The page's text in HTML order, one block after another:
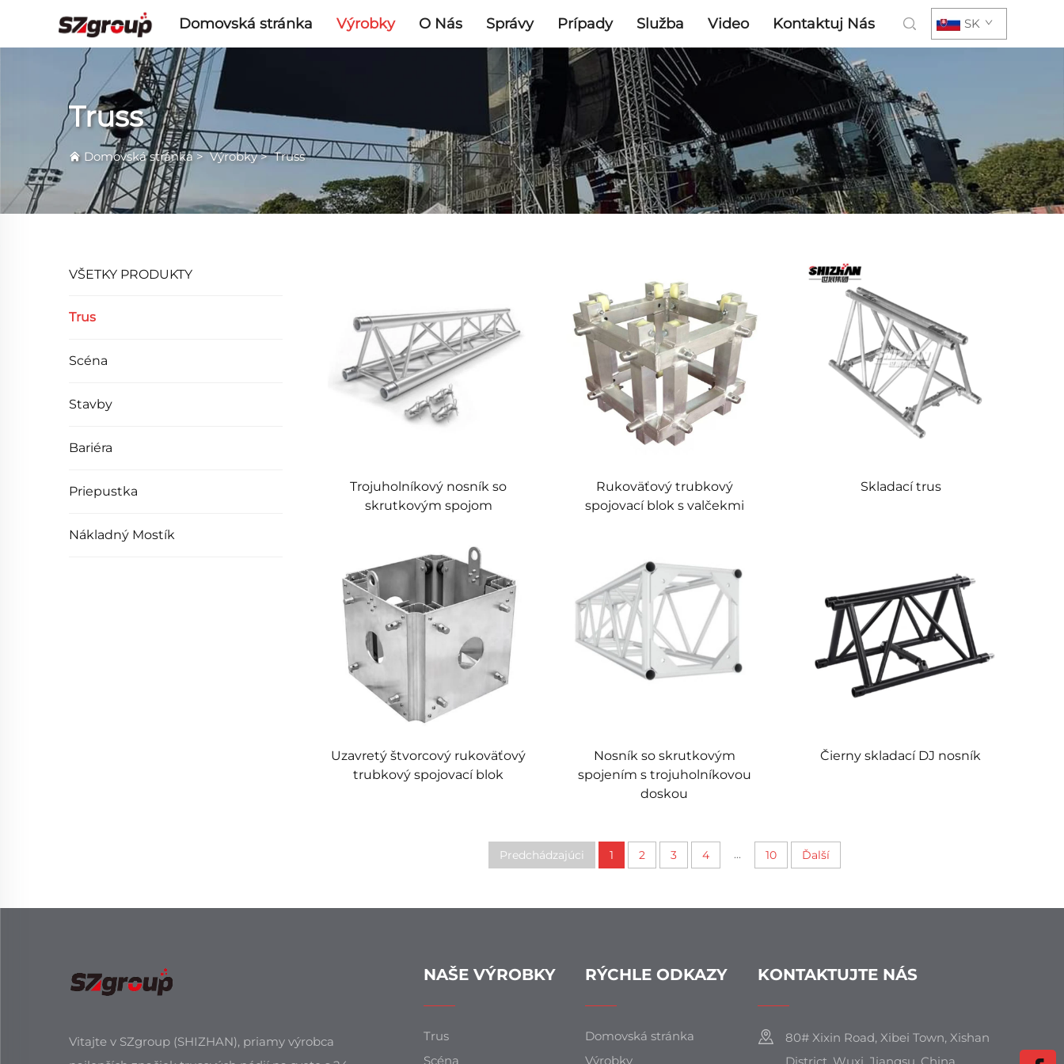
Domovská stránka Výrobky O Nás Správy Prípady Služba Video Kontaktuj Nás SK
Truss
Domovská stránka>Výrobky>Truss
VŠETKY PRODUKTY
Trus
Scéna
Stavby
Bariéra
Priepustka
Nákladný Mostík
Trojuholníkový nosník so
skrutkovým spojom
Rukoväťový trubkový
spojovací blok s valčekmi
Skladací trus
Uzavretý štvorcový rukoväťový
trubkový spojovací blok
Nosník so skrutkovým
spojením s trojuholníkovou
doskou
Čierny skladací DJ nosník
Predchádzajúci 1 2 3 4 ... 10 Ďalší
Vitajte v SZgroup (SHIZHAN), priamy výrobca
NAŠE VÝROBKY
Trus
Scéna
RÝCHLE ODKAZY
Domovská stránka
Výrobky
KONTAKTUJTE NÁS
80# Xixin Road, Xibei Town, Xishan
District, Wuxi, Jiangsu, China